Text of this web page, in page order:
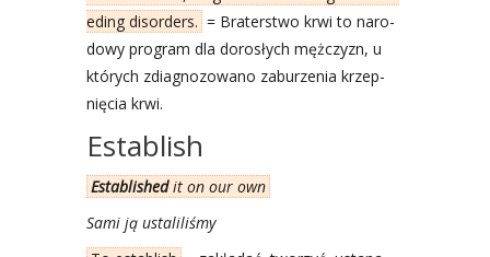
eding disor­ders. = Bra­ter­stwo krwi to naro­
do­wy pro­gram dla doro­słych męż­czyzn, u
któ­rych zdia­gno­zo­wa­no zabu­rze­nia krzep­
nię­cia krwi.
Establish
Esta­bli­shedit on our own
Sami ją usta­li­li­śmy